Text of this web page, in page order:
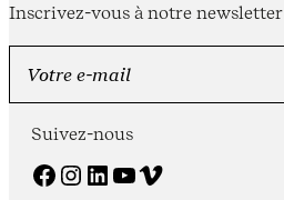
Inscrivez-vous à notre newsletter
Suivez-nous
Facebook Instagram LinkedIn YouTube Vimeo